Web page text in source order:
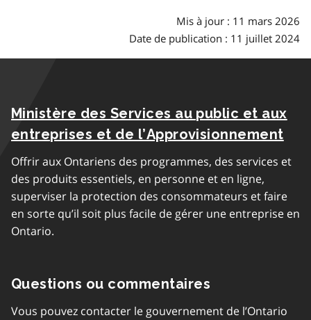
Mis à jour : 11 mars 2026
Date de publication : 11 juillet 2024
Ministère des Services au public et aux
entreprises et de l’Approvisionnement
Offrir aux Ontariens des programmes, des services et
des produits essentiels, en personne et en ligne,
superviser la protection des consommateurs et faire
en sorte qu’il soit plus facile de gérer une entreprise en
Ontario.
Questions ou commentaires
Vous pouvez contacter le gouvernement de l’Ontario